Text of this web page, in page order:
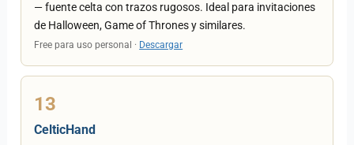
— fuente celta con trazos rugosos. Ideal para invitaciones
de Halloween, Game of Thrones y similares.
Free para uso personal · Descargar
13
CelticHand